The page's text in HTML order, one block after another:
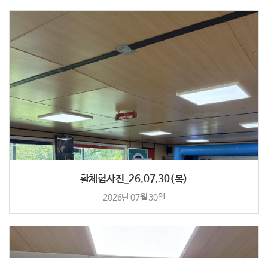
활체험사진_26.07.30(목)
2026년 07월 30일